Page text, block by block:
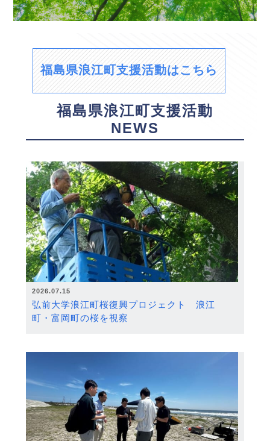
福島県浪江町支援活動はこちら
福島県浪江町支援活動
NEWS
2026.07.15
弘前大学浪江町桜復興プロジェクト 浪江
町・富岡町の桜を視察